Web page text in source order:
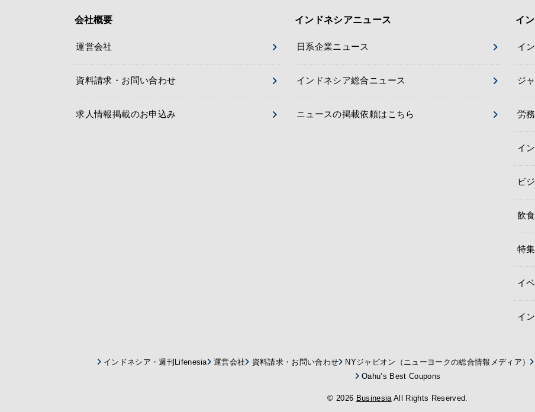
会社概要
運営会社
資料請求・お問い合わせ
求人情報掲載のお申込み
インドネシアニュース
日系企業ニュース
インドネシア総合ニュース
ニュースの掲載依頼はこちら
イ
イ
ジ
労
イ
ビ
飲
特
イ
イ
インドネシア・週刊Lifenesia 運営会社 資料請求・お問い合わせ NYジャピオン（ニューヨークの総合情報メディア）
Oahu’s Best Coupons
© 2026 BusinesiaAll Rights Reserved.